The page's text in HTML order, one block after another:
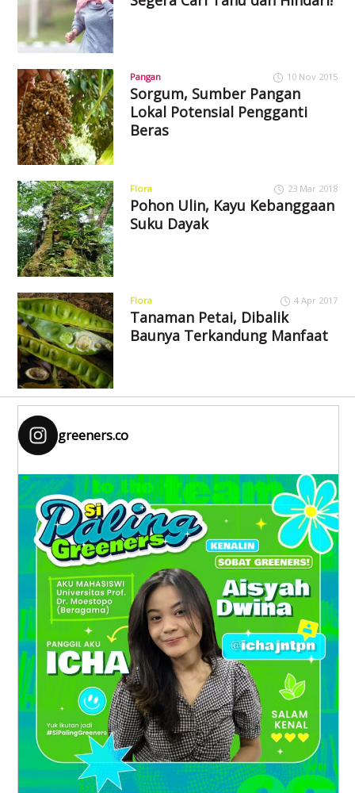
Pangan 10 Nov 2015
Sorgum, Sumber Pangan
Lokal Potensial Pengganti
Beras
Flora 23 Mar 2018
Pohon Ulin, Kayu Kebanggaan
Suku Dayak
Flora 4 Apr 2017
Tanaman Petai, Dibalik
Baunya Terkandung Manfaat
greeners.co